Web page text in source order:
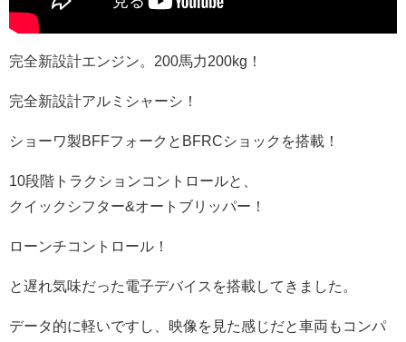
完全新設計エンジン。200馬力200kg！
完全新設計アルミシャーシ！
ショーワ製BFFフォークとBFRCショックを搭載！
10段階トラクションコントロールと、
クイックシフター&オートブリッパー！
ローンチコントロール！
と遅れ気味だった電子デバイスを搭載してきました。
データ的に軽いですし、映像を見た感じだと車両もコンパ